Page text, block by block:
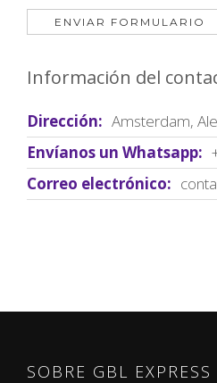
Información del
Dirección: Amsterdam,
Envíanos un Whatsapp:
Correo electrónico:
SOBRE GBL EXPRESS